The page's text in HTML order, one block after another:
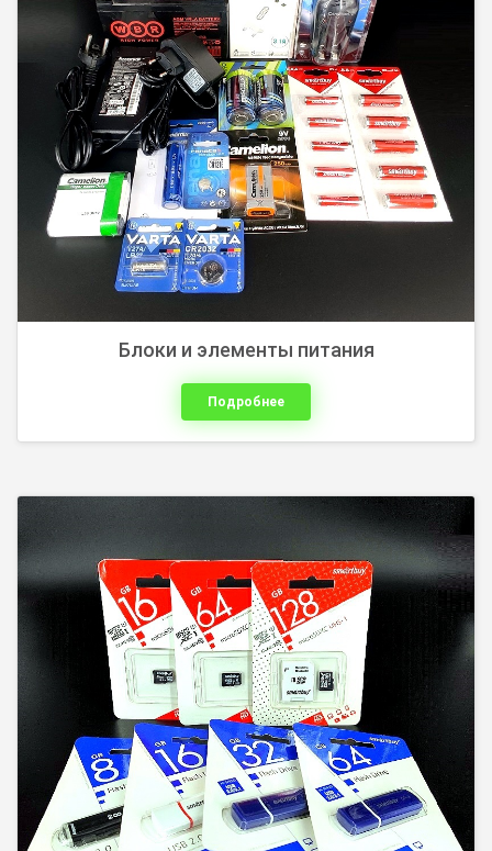
Блоки и элементы питания
Подробнее
USB-накопители
Лучшие предложения нашего магазина.